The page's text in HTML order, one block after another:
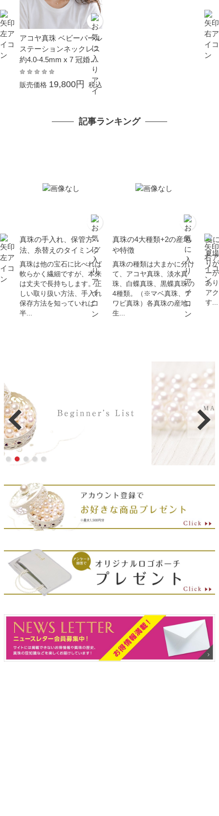
アコヤ真珠 ベビーパール
ステーションネックレス
約4.0-4.5mm x 7 冠婚葬
祭 結婚式 卒業 入園 入学
式 母の日 ホワイトデー
プレゼント 金属アレルギ
販売価格 19,800円 税込
記事ランキング
真珠の手入れ、保管方
法、糸替えのタイミング
真珠は他の宝石に比べれば
軟らかく繊細ですが、本来
は丈夫で長持ちします。正
しい取り扱い方法、手入れ
保存方法を知っていれば
半...
真珠の4大種類+2の産地
や特徴
真珠の種類は大まかに分け
て、アコヤ真珠、淡水真
珠、白蝶真珠、黒蝶真珠の
4種類。（※マベ真珠、ア
ワビ真珠）各真珠の産地、
生...
夏
夏
り
ー
あ
ア
す...